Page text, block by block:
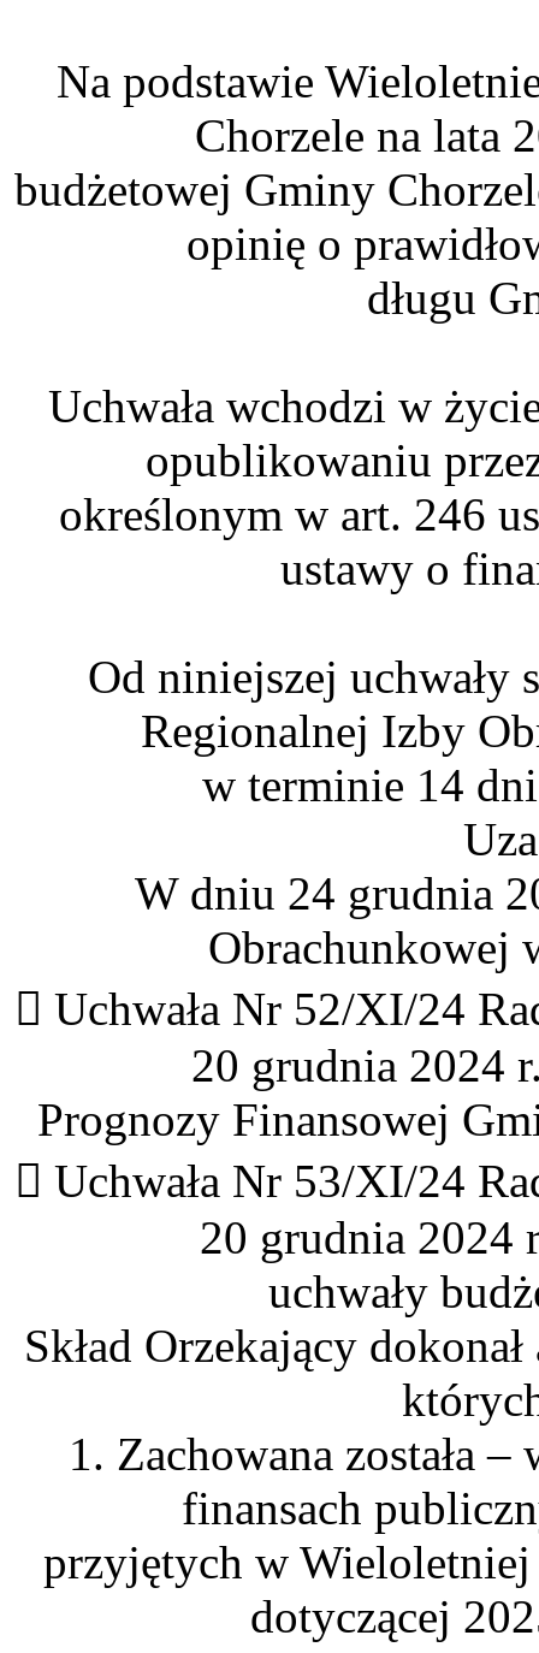
Na podstawie
Chorzele na lata
budżetowej Gminy
opinię o
długu
Uchwała wchodzi w
opublikowaniu
określonym w art. 246
ustawy o
Od niniejszej uchwały
Regionalnej Izby
w terminie 14
W dniu 24 grudnia
Obrachunkowej
 Uchwała Nr 52/XI/24
20 grudnia 2024
Prognozy Finansowej
 Uchwała Nr 53/XI/24
20 grudnia 2024
uchwały
Skład Orzekający
1. Zachowana została
finansach
przyjętych w
dotyczącej